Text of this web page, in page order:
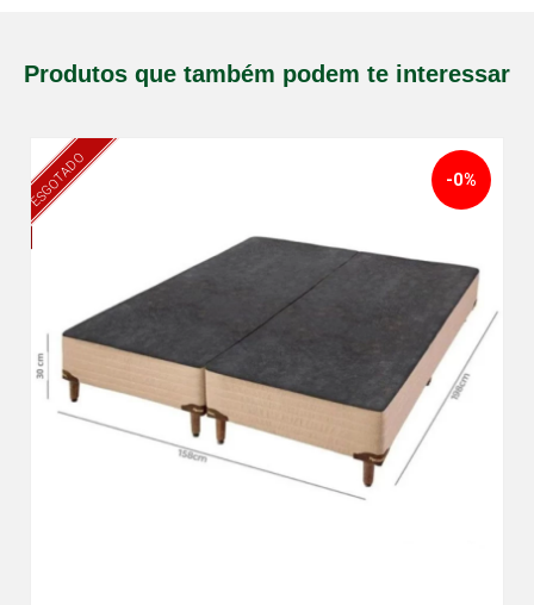
Produtos que também podem te interessar
ESGOTADO -0%